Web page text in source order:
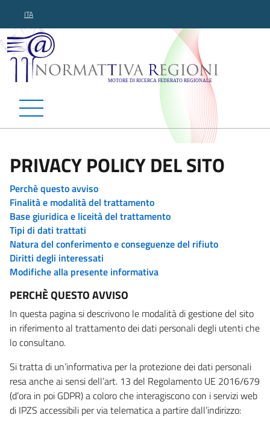
ITA
Normattiva Regioni -
PRIVACY POLICY DEL SITO
Perchè questo avviso
Finalità e modalità del trattamento
Base giuridica e liceità del trattamento
Tipi di dati trattati
Natura del conferimento e conseguenze del rifiuto
Diritti degli interessati
Modifiche alla presente informativa
PERCHÈ QUESTO AVVISO
In questa pagina si descrivono le modalità di gestione del sito
in riferimento al trattamento dei dati personali degli utenti che
lo consultano.
Si tratta di un’informativa per la protezione dei dati personali
resa anche ai sensi dell’art. 13 del Regolamento UE 2016/679
(d’ora in poi GDPR) a coloro che interagiscono con i servizi web
di IPZS accessibili per via telematica a partire dall’indirizzo: